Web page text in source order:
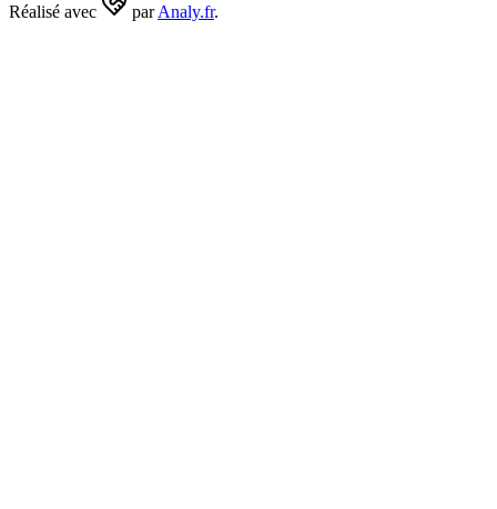
Réalisé avec par Analy.fr.